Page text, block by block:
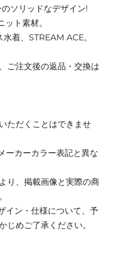
ソリッドなデザイン!
ト素材。
着、STREAM ACE。
ご注文後の返品・交換は
ただくことはできませ
ーカーカラー表記と異な
り、掲載画像と実際の商
イン・仕様について、予
じめご了承ください。